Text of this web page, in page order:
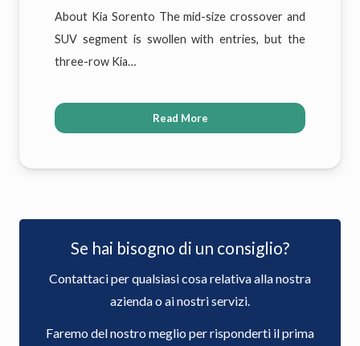
About Kia Sorento The mid-size crossover and
SUV segment is swollen with entries, but the
three-row Kia…
Read More
Se hai bisogno di un consiglio?
Contattaci per qualsiasi cosa relativa alla nostra
azienda o ai nostri servizi.
Faremo del nostro meglio per risponderti il prima